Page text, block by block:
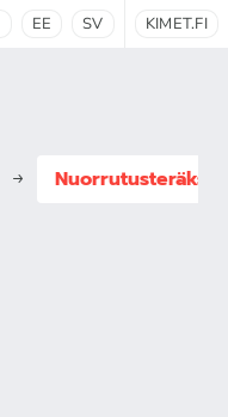
EE SV KIMET.FI
Nuorrutusteräkset